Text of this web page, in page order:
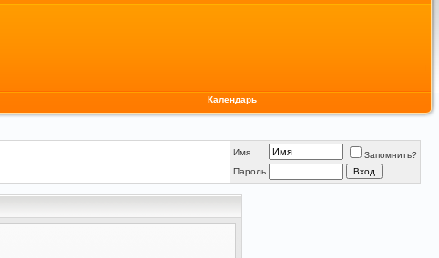
Календарь
Имя
Запомнить?
Пароль